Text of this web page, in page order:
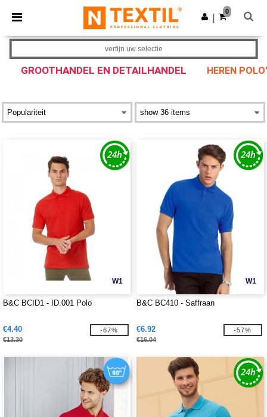
× Ntextil-app
Betere prijzen in de app!
Download app
0
GROOTHANDEL EN DETAILHANDEL HEREN
verfijn uw selectie
W1
B&C BCID1 - ID.001 Polo
€4.40
€13.30
-67%
W1
B&C BC410 - Saffraan
€6.92
€16.04
-57%